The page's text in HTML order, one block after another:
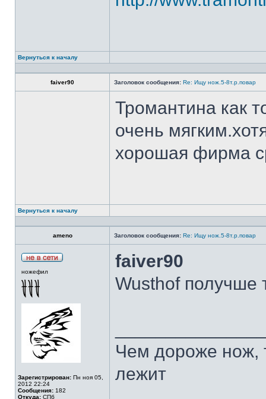
Вернуться к началу
faiver90 Заголовок сообщения: Re: Ищу нож.5-8т.р.повар
Тромантина как
очень
хорошая фирма
Вернуться к началу
ameno Заголовок сообщения: Re: Ищу нож.5-8т.р.повар
ножефил
Зарегистрирован: Пн ноя 05,
2012 22:24
Сообщения: 182
Откуда: СПб
faiver90
Wusthof получше
Чем дороже нож,
лежит